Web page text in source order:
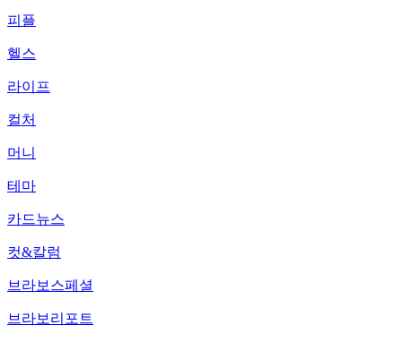
피플
헬스
라이프
컬처
머니
테마
카드뉴스
컷&칼럼
브라보스페셜
브라보리포트